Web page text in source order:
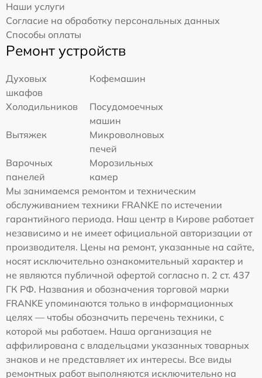
Наши услуги
Согласие на обработку персональных данных
Способы оплаты
Ремонт устройств
Духовых
шкафов
Кофемашин
Холодильников
Посудомоечных
машин
Вытяжек
Микроволновых
печей
Варочных
панелей
Морозильных
камер
Мы занимаемся ремонтом и техническим
обслуживанием техники FRANKE по истечении
гарантийного периода. Наш центр в Кирове работает
независимо и не имеет официальной авторизации от
производителя. Цены на ремонт, указанные на сайте,
носят исключительно ознакомительный характер и
не являются публичной офертой согласно п. 2 ст. 437
ГК РФ. Названия и обозначения торговой марки
FRANKE упоминаются только в информационных
целях — чтобы обозначить перечень техники, с
которой мы работаем. Наша организация не
аффилирована с владельцами указанных товарных
знаков и не представляет их интересы. Все виды
ремонтных работ выполняются исключительно на